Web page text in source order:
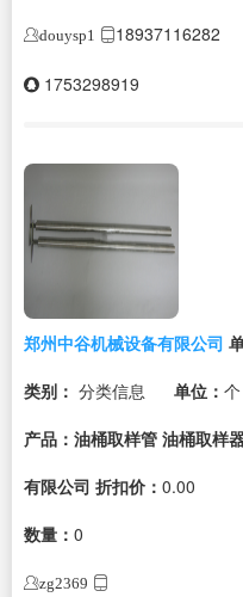
douysp1 18937116282
1753298919
郑州中谷机械设备有限公司
类别： 分类信息 单位： 个
产品：油桶取样管 油桶取样
有限公司 折扣价： 0.00
数量： 0
zg2369